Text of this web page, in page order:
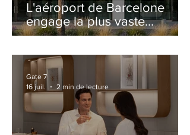
L'aéroport de Barcelone
engage la plus vaste
rénovation de son Terminal
Gate 7
16 juil.
2 min de lecture